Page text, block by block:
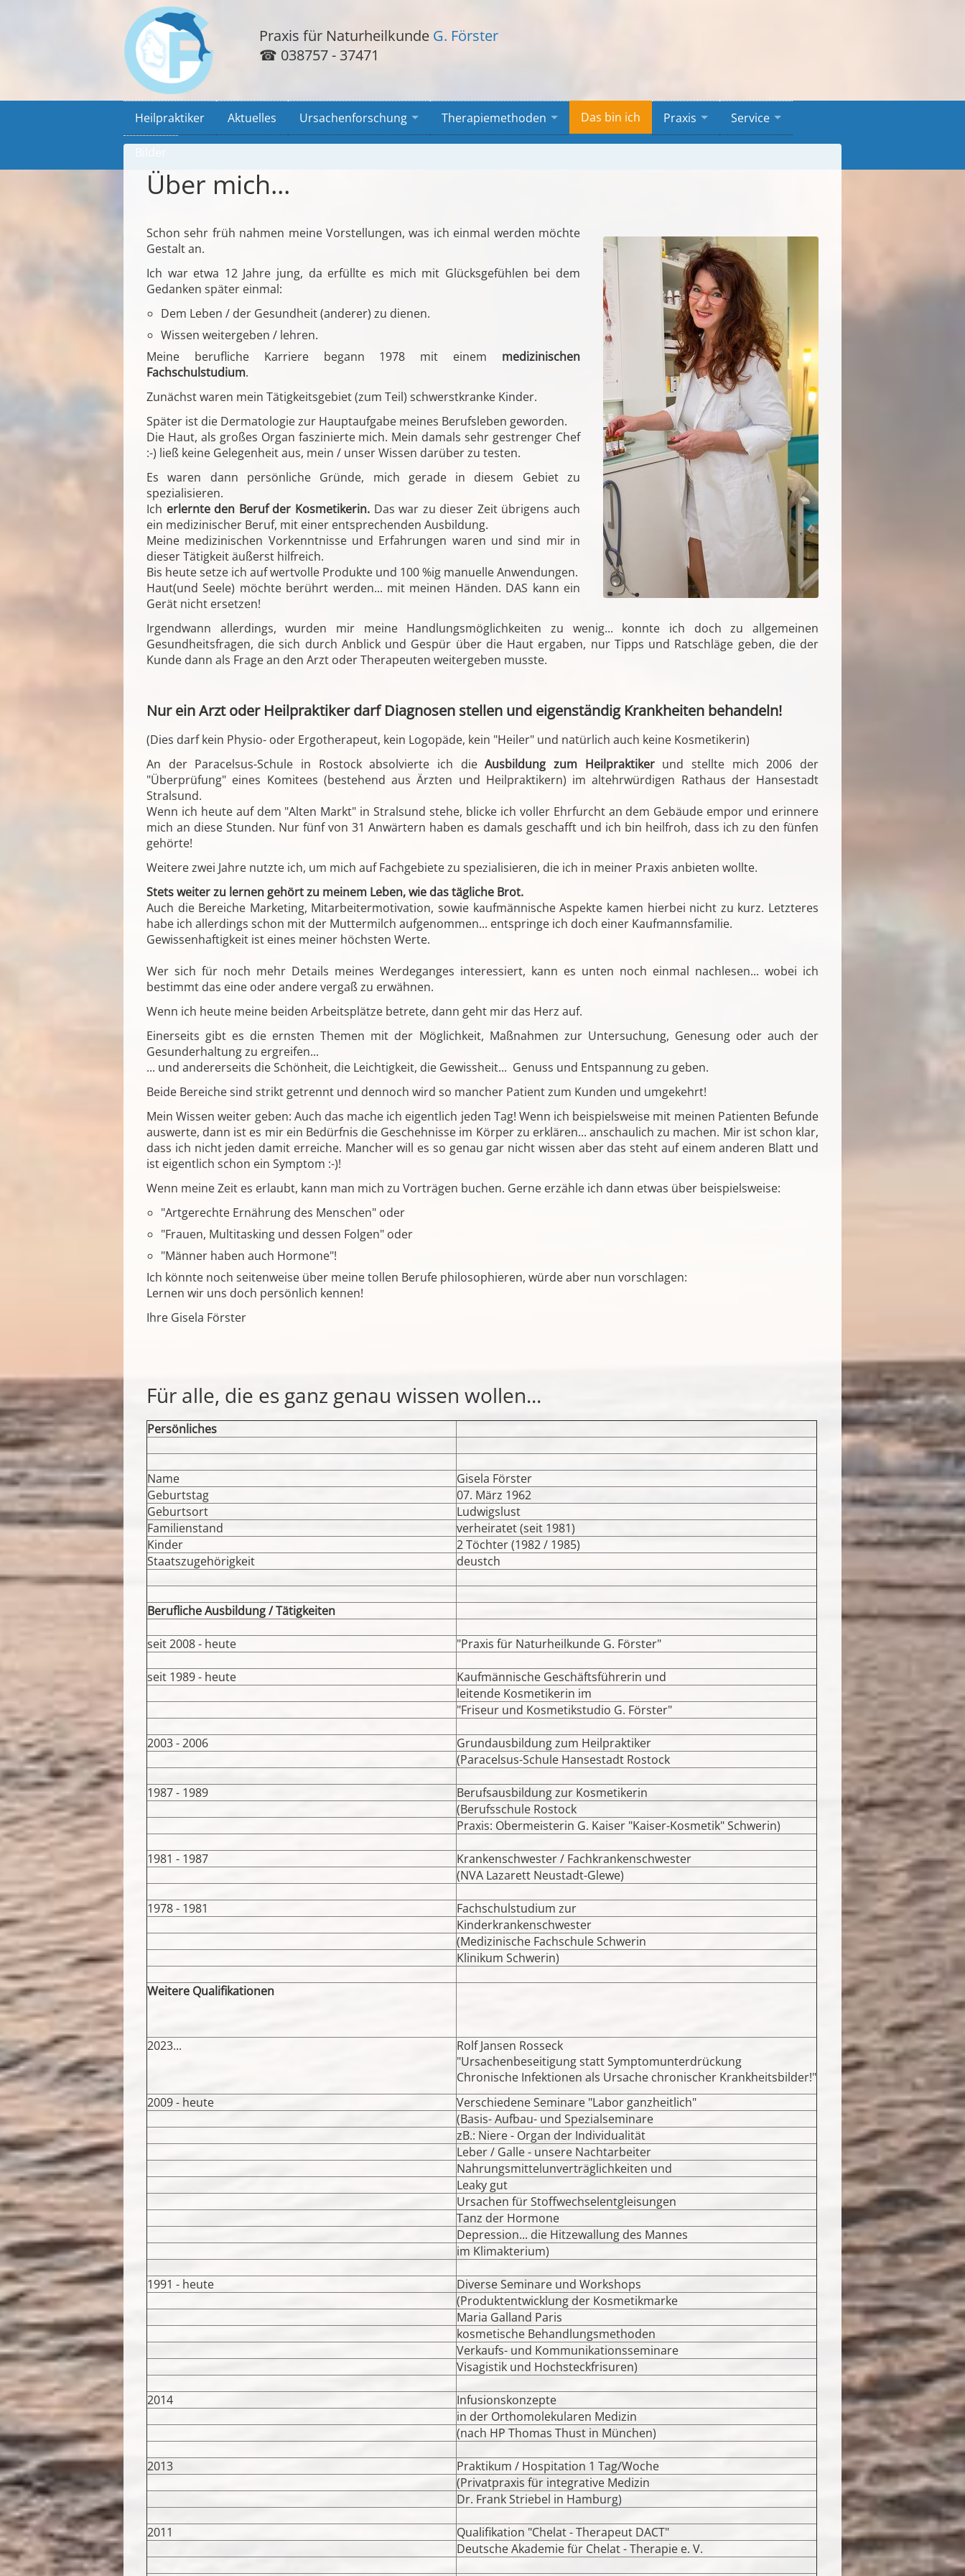
Praxis für Naturheilkunde G. Förster
☎ 038757 - 37471
überspringen
Heilpraktiker Aktuelles Ursachenforschung Therapiemethoden Das bin ich Praxis Service
Über mich...
Schon sehr früh nahmen meine Vorstellungen, was ich einmal werden möchte
Gestalt an.
Ich war etwa 12 Jahre jung, da erfüllte es mich mit Glücksgefühlen bei dem
Gedanken später einmal:
Dem Leben / der Gesundheit (anderer) zu dienen.
Wissen weitergeben / lehren.
Meine berufliche Karriere begann 1978 mit einem medizinischen
Fachschulstudium.
Zunächst waren mein Tätigkeitsgebiet (zum Teil) schwerstkranke Kinder.
Später ist die Dermatologie zur Hauptaufgabe meines Berufsleben geworden.
Die Haut, als großes Organ faszinierte mich. Mein damals sehr gestrenger Chef
:-) ließ keine Gelegenheit aus, mein / unser Wissen darüber zu testen.
Es waren dann persönliche Gründe, mich gerade in diesem Gebiet zu
spezialisieren.
Ich erlernte den Beruf der Kosmetikerin.Das war zu dieser Zeit übrigens auch
ein medizinischer Beruf, mit einer entsprechenden Ausbildung.
Meine medizinischen Vorkenntnisse und Erfahrungen waren und sind mir in
dieser Tätigkeit äußerst hilfreich.
Bis heute setze ich auf wertvolle Produkte und 100 %ig manuelle Anwendungen.
Haut(und Seele) möchte berührt werden... mit meinen Händen. DAS kann ein
Gerät nicht ersetzen!
Irgendwann allerdings, wurden mir meine Handlungsmöglichkeiten zu wenig... konnte ich doch zu allgemeinen
Gesundheitsfragen, die sich durch Anblick und Gespür über die Haut ergaben, nur Tipps und Ratschläge geben, die der
Kunde dann als Frage an den Arzt oder Therapeuten weitergeben musste.
Nur ein Arzt oder Heilpraktiker darf Diagnosen stellen und eigenständig Krankheiten behandeln!
(Dies darf kein Physio- oder Ergotherapeut, kein Logopäde, kein "Heiler" und natürlich auch keine Kosmetikerin)
An der Paracelsus-Schule in Rostock absolvierte ich dieAusbildung zum Heilpraktikerund stellte mich 2006 der
"Überprüfung" eines Komitees (bestehend aus Ärzten und Heilpraktikern) im altehrwürdigen Rathaus der Hansestadt
Stralsund.
Wenn ich heute auf dem "Alten Markt" in Stralsund stehe, blicke ich voller Ehrfurcht an dem Gebäude empor und erinnere
mich an diese Stunden. Nur fünf von 31 Anwärtern haben es damals geschafft und ich bin heilfroh, dass ich zu den fünfen
gehörte!
Weitere zwei Jahre nutzte ich, um mich auf Fachgebiete zu spezialisieren, die ich in meiner Praxis anbieten wollte.
Stets weiter zu lernen gehört zu meinem Leben, wie das tägliche Brot.
Auch die Bereiche Marketing, Mitarbeitermotivation, sowie kaufmännische Aspekte kamen hierbei nicht zu kurz. Letzteres
habe ich allerdings schon mit der Muttermilch aufgenommen... entspringe ich doch einer Kaufmannsfamilie.
Gewissenhaftigkeit ist eines meiner höchsten Werte.
Wer sich für noch mehr Details meines Werdeganges interessiert, kann es unten noch einmal nachlesen... wobei ich
bestimmt das eine oder andere vergaß zu erwähnen.
Wenn ich heute meine beiden Arbeitsplätze betrete, dann geht mir das Herz auf.
Einerseits gibt es die ernsten Themen mit der Möglichkeit, Maßnahmen zur Untersuchung, Genesung oder auch der
Gesunderhaltung zu ergreifen...
... und andererseits die Schönheit, die Leichtigkeit, die Gewissheit... Genuss und Entspannung zu geben.
Beide Bereiche sind strikt getrennt und dennoch wird so mancher Patient zum Kunden und umgekehrt!
Mein Wissen weiter geben: Auch das mache ich eigentlich jeden Tag! Wenn ich beispielsweise mit meinen Patienten Befunde
auswerte, dann ist es mir ein Bedürfnis die Geschehnisse im Körper zu erklären... anschaulich zu machen. Mir ist schon klar,
dass ich nicht jeden damit erreiche. Mancher will es so genau gar nicht wissen aber das steht auf einem anderen Blatt und
ist eigentlich schon ein Symptom :-)!
Wenn meine Zeit es erlaubt, kann man mich zu Vorträgen buchen. Gerne erzähle ich dann etwas über beispielsweise:
"Artgerechte Ernährung des Menschen" oder
"Frauen, Multitasking und dessen Folgen" oder
"Männer haben auch Hormone"!
Ich könnte noch seitenweise über meine tollen Berufe philosophieren, würde aber nun vorschlagen:
Lernen wir uns doch persönlich kennen!
Ihre Gisela Förster
Für alle, die es ganz genau wissen wollen...
Persönliches
Name
Gisela Förster
Geburtstag
07. März 1962
Geburtsort
Ludwigslust
Familienstand
verheiratet (seit 1981)
Kinder
2 Töchter (1982 / 1985)
Staatszugehörigkeit
deustch
Berufliche Ausbildung / Tätigkeiten
seit 2008 - heute "Praxis für Naturheilkunde G. Förster"
seit 1989 - heute
Kaufmännische Geschäftsführerin und
leitende Kosmetikerin im
"Friseur und Kosmetikstudio G. Förster"
2003 - 2006
Grundausbildung zum Heilpraktiker
(Paracelsus-Schule Hansestadt Rostock
1987 - 1989
Berufsausbildung zur Kosmetikerin
(Berufsschule Rostock
Praxis: Obermeisterin G. Kaiser "Kaiser-Kosmetik" Schwerin)
1981 - 1987
Krankenschwester / Fachkrankenschwester
(NVA Lazarett Neustadt-Glewe)
1978 - 1981
Fachschulstudium zur
Kinderkrankenschwester
(Medizinische Fachschule Schwerin
Klinikum Schwerin)
Weitere Qualifikationen
2023...
Rolf Jansen Rosseck
"Ursachenbeseitigung statt Symptomunterdrückung
Chronische Infektionen als Ursache chronischer Krankheitsbilder!"
2009 - heute
Verschiedene Seminare "Labor ganzheitlich"
(Basis- Aufbau- und Spezialseminare
zB.: Niere - Organ der Individualität
Leber / Galle - unsere Nachtarbeiter
Nahrungsmittelunverträglichkeiten und
Leaky gut
Ursachen für Stoffwechselentgleisungen
Tanz der Hormone
Depression... die Hitzewallung des Mannes
im Klimakterium)
1991 - heute
Diverse Seminare und Workshops
(Produktentwicklung der Kosmetikmarke
Maria Galland Paris
kosmetische Behandlungsmethoden
Verkaufs- und Kommunikationsseminare
Visagistik und Hochsteckfrisuren)
2014
Infusionskonzepte
in der Orthomolekularen Medizin
(nach HP Thomas Thust in München)
2013
Praktikum / Hospitation 1 Tag/Woche
(Privatpraxis für integrative Medizin
Dr. Frank Striebel in Hamburg)
2011
Qualifikation "Chelat - Therapeut DACT"
Deutsche Akademie für Chelat - Therapie e. V.